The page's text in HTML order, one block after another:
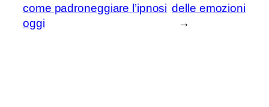
come padroneggiare l’ipnosi
oggi
delle emozioni
→